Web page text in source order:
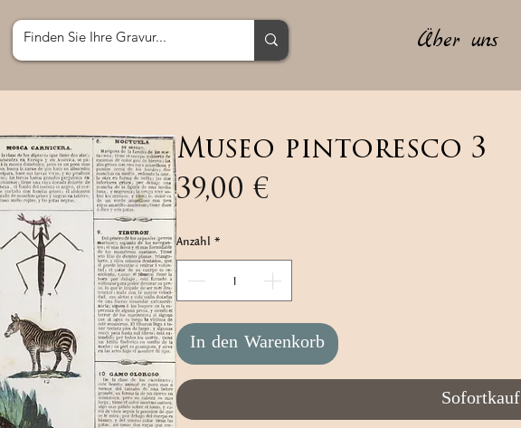
Über uns
Museo pintoresco 3
39,00 €
Anzahl *
In den Warenkorb
Sofortkauf